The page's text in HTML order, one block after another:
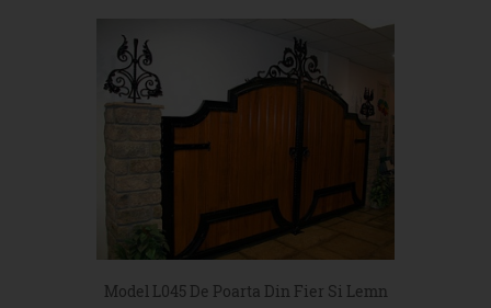
Model L045 De Poarta Din Fier Si Lemn